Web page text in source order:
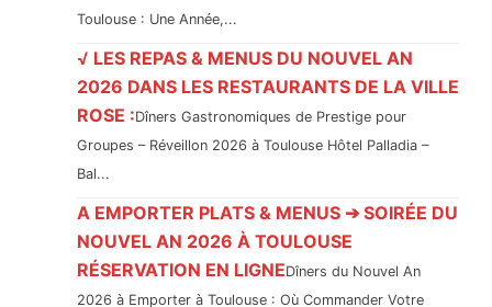
Toulouse : Une Année,...
√ LES REPAS & MENUS DU NOUVEL AN
2026 DANS LES RESTAURANTS DE LA VILLE
ROSE :Dîners Gastronomiques de Prestige pour
Groupes – Réveillon 2026 à Toulouse Hôtel Palladia –
Bal...
A EMPORTER PLATS & MENUS ➔ SOIRÉE DU
NOUVEL AN 2026 À TOULOUSE
RÉSERVATION EN LIGNEDîners du Nouvel An
2026 à Emporter à Toulouse : Où Commander Votre